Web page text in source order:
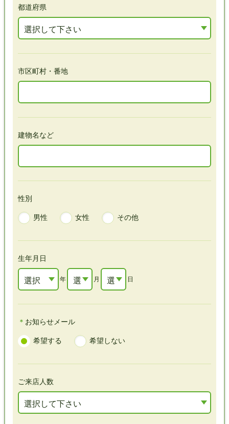
都道府県
選択して下さい
市区町村・番地
建物名など
性別
男性
女性 その他
生年月日
選択
して
下さ
い
年
選
択
し
て
さ
い
月
選
択
て
さ
い
日
＊ お知らせメール
希望する
希望しない
ご来店人数
選択して下さい